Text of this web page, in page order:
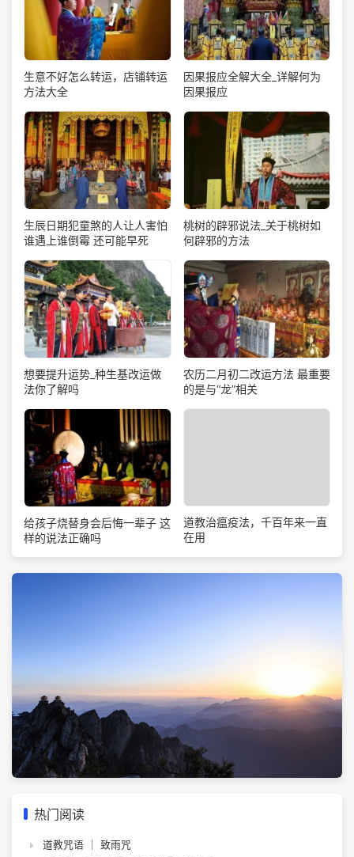
生意不好怎么转运，店铺转运
方法大全
因果报应全解大全_详解何为
因果报应
生辰日期犯童煞的人让人害怕
谁遇上谁倒霉 还可能早死
桃树的辟邪说法_关于桃树如
何辟邪的方法
想要提升运势_种生基改运做
法你了解吗
农历二月初二改运方法 最重要
的是与“龙”相关
给孩子烧替身会后悔一辈子 这
样的说法正确吗
道教治瘟疫法，千百年来一直
在用
热门阅读
道教咒语 ｜ 致雨咒